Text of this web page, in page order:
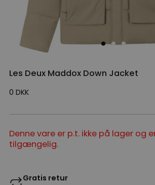
Les Deux Maddox Down Jacket
0 DKK
Denne vare er p.t. ikke på lager og
tilgængelig.
Gratis retur